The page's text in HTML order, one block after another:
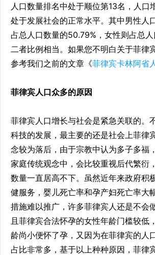
人口数量排名中处于顺位第13名，人口
处于发展社会的正常水平。其中男性人
占总人口数量的50.79%，女性则占总人
二者比例相当。如果您不明白关于菲律
参考我们之前的文章《菲律宾卡林阿省
菲律宾人口众多的原因
菲律宾人口增长与社会是紧急关联的。
科技的发展，最主要的还是社会上菲律
念较为落后，由于宗教中认为多子多福
家庭传统观念中，会比较重视后代繁衍
数量一直居高不下。虽然近年来政府积
健服务，婴儿死亡率和孕产妇死亡率大
措施难以推广，许多菲律宾人还是不会
且菲律宾合法怀孕的女性年龄门槛较低
龄尚小便怀了孕，又因为在菲律宾的人
占比非常多，基于以上种种原因，菲律